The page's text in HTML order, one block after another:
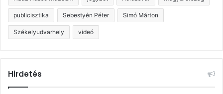
publicisztika Sebestyén Péter Simó Márton
Székelyudvarhely videó
Hirdetés